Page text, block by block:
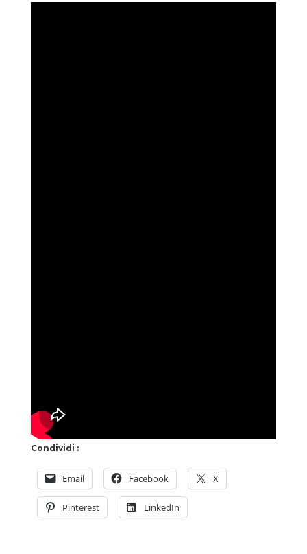
Condividi :
Email Facebook X
Pinterest LinkedIn